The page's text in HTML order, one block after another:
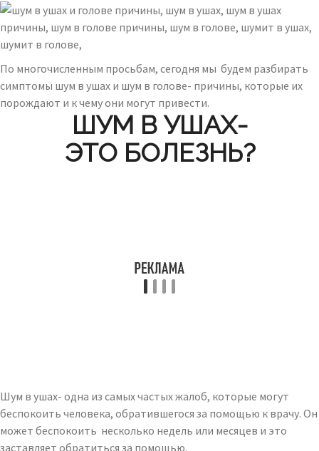
По многочисленным просьбам, сегодня мы будем разбирать
симптомы шум в ушах и шум в голове- причины, которые их
порождают и к чему они могут привести.
ШУМ В УШАХ-
ЭТО БОЛЕЗНЬ?
Шум в ушах- одна из самых частых жалоб, которые могут
беспокоить человека, обратившегося за помощью к врачу. Он
может беспокоить несколько недель или месяцев и это
заставляет обратиться за помощью.